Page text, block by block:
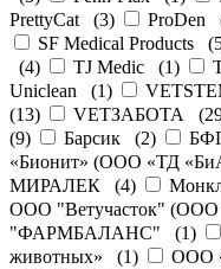
PrettyCat (3) ProDen
SF Medical Products (
(4) TJ Medic (1)
Uniclean (1)
(13) VЕТЗАБОТА (
(9) Барсик (2)
«Бионит» (ООО «ТД
МИРАЛЕК (4)
ООО "Ветучасток" (ООО
"ФАРМБАЛАНС" (1)
животных» (1)
ООО